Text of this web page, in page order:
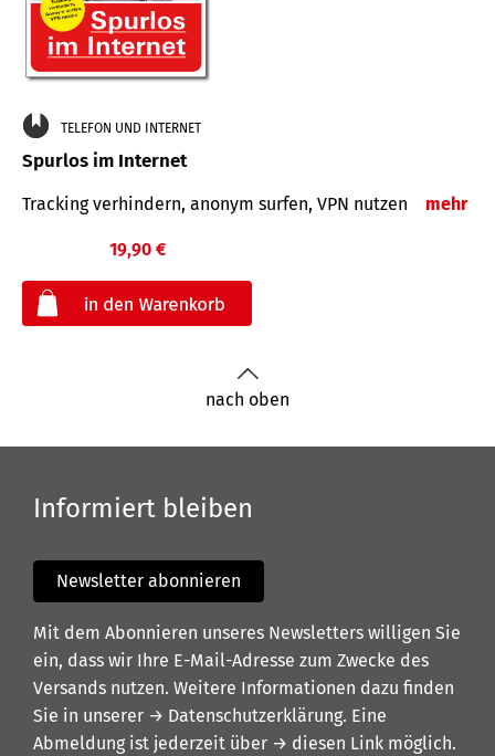
TELEFON UND INTERNET
Spurlos im Internet
Tracking verhindern, anonym surfen, VPN nutzen mehr
19,90 €
nach oben
Informiert bleiben
Newsletter abonnieren
Mit dem Abonnieren unseres Newsletters willigen Sie
ein, dass wir Ihre E-Mail-Adresse zum Zwecke des
Versands nutzen. Weitere Informationen dazu finden
Sie in unserer → Datenschutzerklärung. Eine
Abmeldung ist jederzeit über → diesen Link möglich.